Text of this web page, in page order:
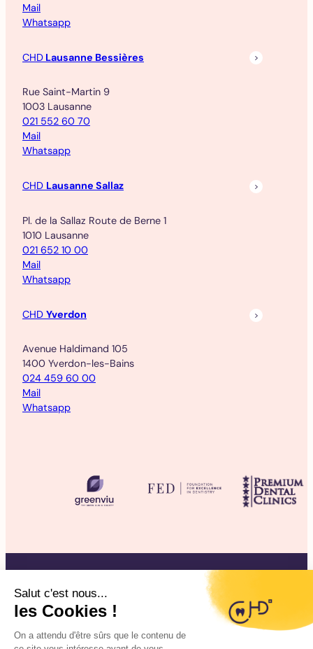
Mail
Whatsapp
CHD Lausanne Bessières
Rue Saint-Martin 9
1003 Lausanne
021 552 60 70
Mail
Whatsapp
CHD Lausanne Sallaz
Pl. de la Sallaz Route de Berne 1
1010 Lausanne
021 652 10 00
Mail
Whatsapp
CHD Yverdon
Avenue Haldimand 105
1400 Yverdon-les-Bains
024 459 60 00
Mail
Whatsapp
©2025 CHD Clinique d’Hygiène Dentaire